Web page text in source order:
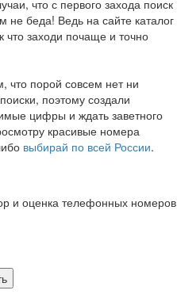
что с первого захода поиск
не беда! Ведь на сайте каталог
что заходи почаще и точно
порой совсем нет ни
поэтому создали
цифры и ждать заветного
красивые номера
выбирай по всей России.
и оценка телефонных номеров